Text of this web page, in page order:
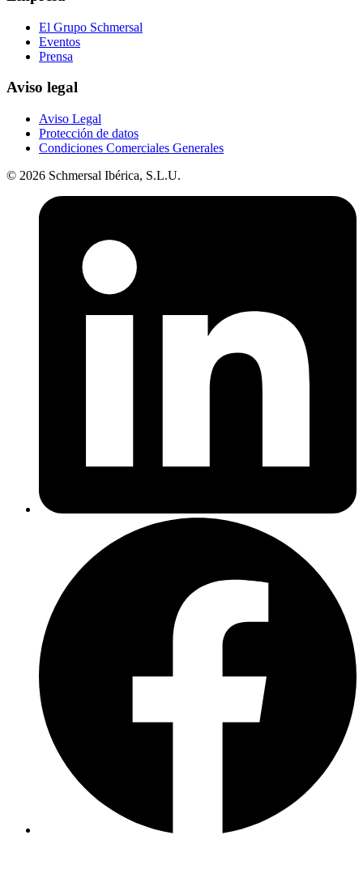
El Grupo Schmersal
Eventos
Prensa
Aviso legal
Aviso Legal
Protección de datos
Condiciones Comerciales Generales
© 2026 Schmersal Ibérica, S.L.U.